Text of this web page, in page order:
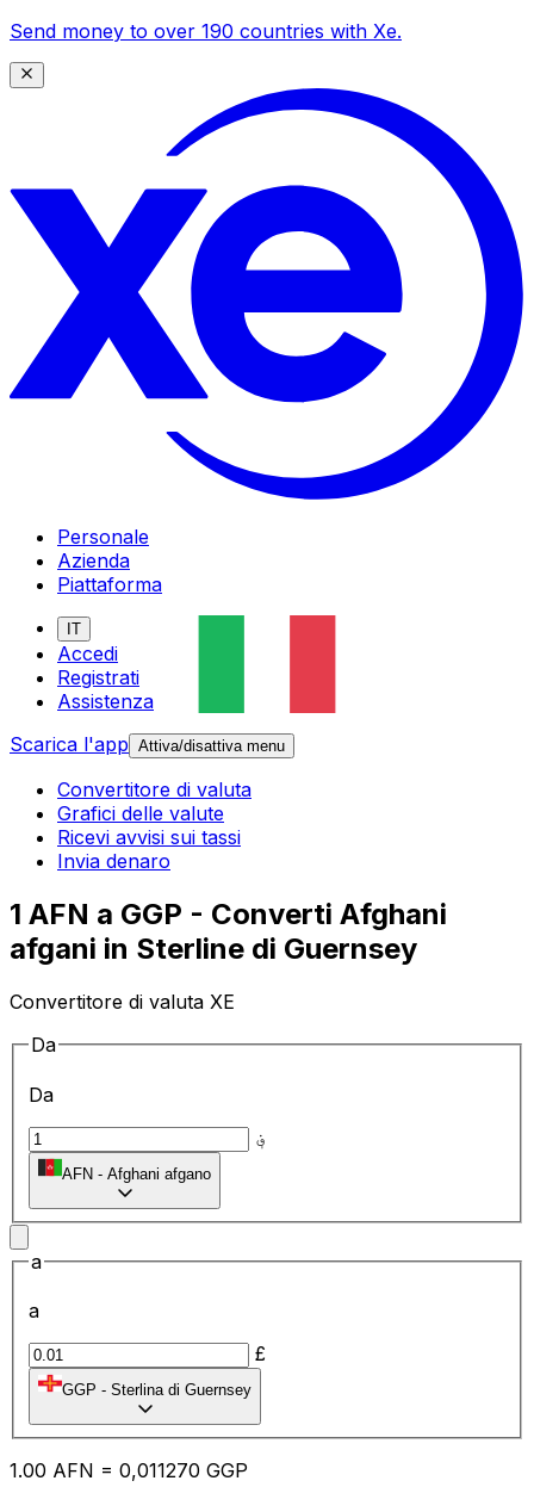
Send money to over 190 countries with Xe.
Personale
Azienda
Piattaforma
IT
Accedi
Registrati
Assistenza
Scarica l'app Attiva/disattiva menu
Convertitore di valuta
Grafici delle valute
Ricevi avvisi sui tassi
Invia denaro
1 AFN a GGP - Converti Afghani
afgani in Sterline di Guernsey
Convertitore di valuta XE
Da
Da
؋
AFN - Afghani afgano
a
a
£
GGP - Sterlina di Guernsey
1.00 AFN = 0,011270 GGP